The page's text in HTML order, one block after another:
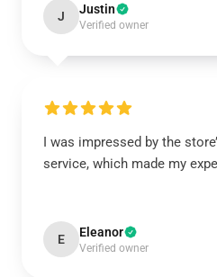
J Justin
Verified owner
I was impressed by the
service, which made my
E Eleanor
Verified owner